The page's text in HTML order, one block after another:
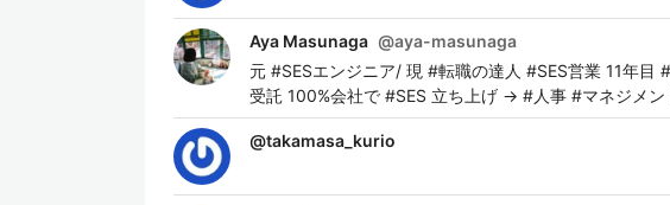
Aya Masunaga @aya-masunaga
元 #SESエンジニア/ 現 #転職の達人 #SES営業 11年
受託 100%会社で #SES 立ち上げ → #人事 #マネジメ
@takamasa_kurio